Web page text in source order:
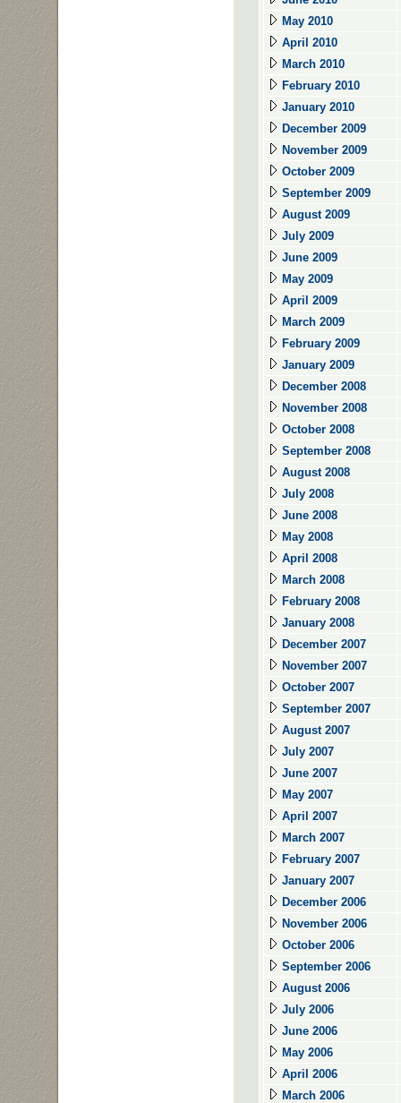
May 2010
April 2010
March 2010
February 2010
January 2010
December 2009
November 2009
October 2009
September 2009
August 2009
July 2009
June 2009
May 2009
April 2009
March 2009
February 2009
January 2009
December 2008
November 2008
October 2008
September 2008
August 2008
July 2008
June 2008
May 2008
April 2008
March 2008
February 2008
January 2008
December 2007
November 2007
October 2007
September 2007
August 2007
July 2007
June 2007
May 2007
April 2007
March 2007
February 2007
January 2007
December 2006
November 2006
October 2006
September 2006
August 2006
July 2006
June 2006
May 2006
April 2006
March 2006